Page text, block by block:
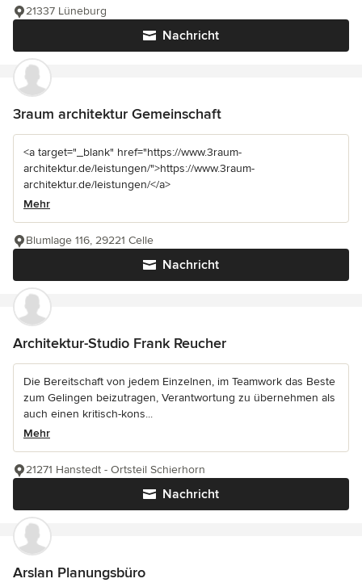
Nachricht
21337 Lüneburg
3raum architektur Gemeinschaft
<a target="_blank" href="https://www.3raum-
architektur.de/leistungen/">https://www.3raum-
architektur.de/leistungen/</a>
Mehr
Nachricht
Blumlage 116, 29221 Celle
Architektur-Studio Frank Reucher
Die Bereitschaft von jedem Einzelnen, im Teamwork das Beste
zum Gelingen beizutragen, Verantwortung zu übernehmen als
auch einen kritisch-kons...
Mehr
Nachricht
21271 Hanstedt - Ortsteil Schierhorn
Arslan Planungsbüro